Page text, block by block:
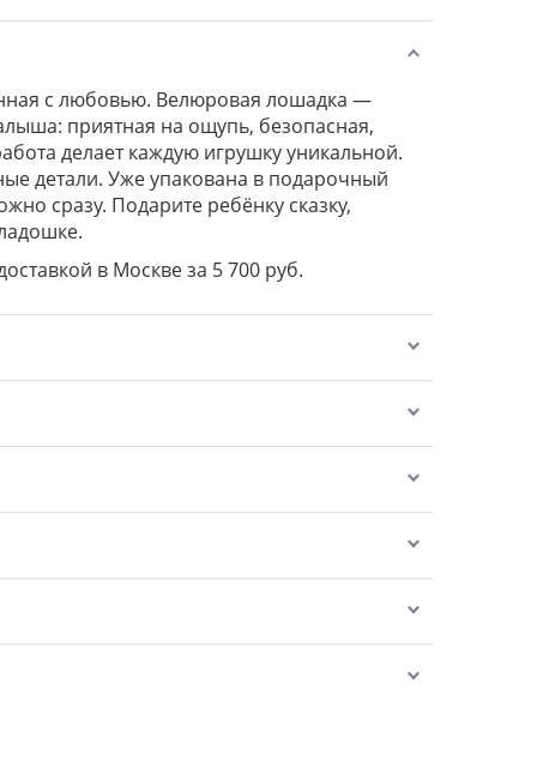
с любовью. Велюровая лошадка —
приятная на ощупь, безопасная,
делает каждую игрушку уникальной.
детали. Уже упакована в подарочный
сразу. Подарите ребёнку сказку,
в Москве за 5 700 руб.